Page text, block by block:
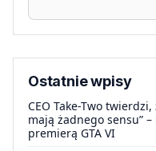
Ostatnie wpisy
CEO Take-Two
mają żadnego sensu”
premierą GTA VI